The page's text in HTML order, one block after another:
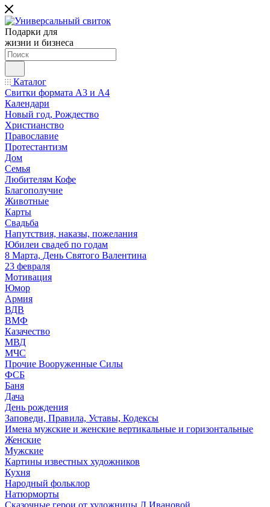
Подарки для
жизни и бизнеса
Каталог
Свитки формата А3 и А4
Календари
Новый год, Рождество
Христианство
Православие
Протестантизм
Дом
Семья
Любителям Кофе
Благополучие
Животные
Карты
Свадьба
Напутствия, наказы, пожелания
Юбилеи свадеб по годам
8 Марта, День Святого Валентина
23 февраля
Мотивация
Юмор
Армия
ВДВ
ВМФ
Казачество
МВД
МЧС
Прочие Вооруженные Силы
ФСБ
Баня
Дача
День рождения
Заповеди, Правила, Уставы, Кодексы
Имена мужские и женские вертикальные и горизонтальные
Женские
Мужские
Картины известных художников
Кухня
Народный фольклор
Натюрморты
Сказочные герои от художницы Л.Ивановой